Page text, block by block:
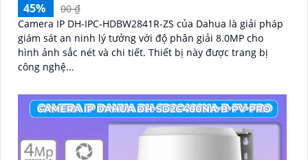
45%
00 ₫
Camera IP DH-IPC-HDBW2841R-ZS của Dahua là giải pháp
giám sát an ninh lý tưởng với độ phân giải 8.0MP cho
hình ảnh sắc nét và chi tiết. Thiết bị này được trang bị
công nghệ...